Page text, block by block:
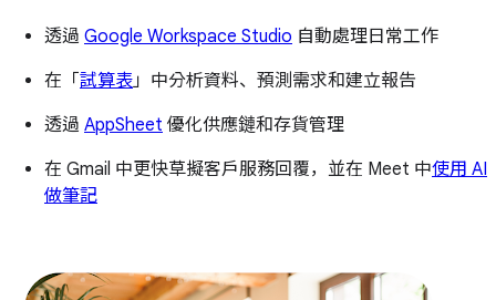
透過 Google Workspace Studio 自動處理日常工作
在「 試算表」中分析資料、預測需求和建立報告
透過 AppSheet 優化供應鏈和存貨管理
在 Gmail 中更快草擬客戶服務回覆，並在 Meet 中使用 AI
做筆記